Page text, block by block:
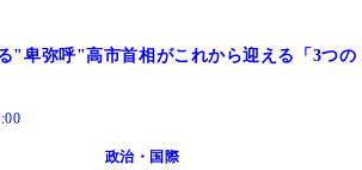
"卑弥呼"高市首相がこれから迎える「3つの
政治・国際